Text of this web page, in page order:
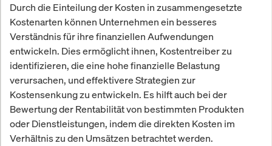
Durch die Einteilung der Kosten in zusammengesetzte
Kostenarten können Unternehmen ein besseres
Verständnis für ihre finanziellen Aufwendungen
entwickeln. Dies ermöglicht ihnen, Kostentreiber zu
identifizieren, die eine hohe finanzielle Belastung
verursachen, und effektivere Strategien zur
Kostensenkung zu entwickeln. Es hilft auch bei der
Bewertung der Rentabilität von bestimmten Produkten
oder Dienstleistungen, indem die direkten Kosten im
Verhältnis zu den Umsätzen betrachtet werden.